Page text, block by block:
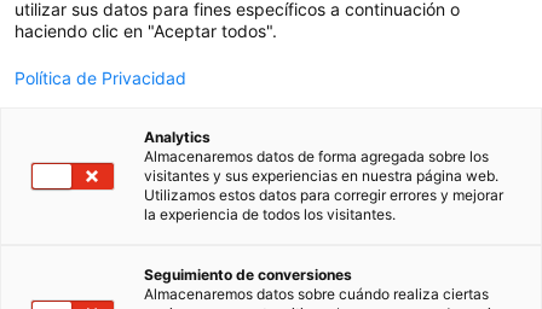
Clickedu inaugura las
nuevas oficinas en
Barcelona
utilizar sus datos para fines específicos a continuación o
haciendo clic en "Aceptar todos".
Política de Privacidad
Analytics
Almacenaremos datos de forma agregada sobre los
visitantes y sus experiencias en nuestra página web.
Utilizamos estos datos para corregir errores y mejorar
la experiencia de todos los visitantes.
Seguimiento de conversiones
Almacenaremos datos sobre cuándo realiza ciertas